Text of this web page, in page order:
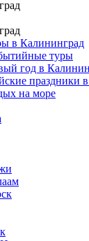
в Калининград
туры
год в
праздники
на море